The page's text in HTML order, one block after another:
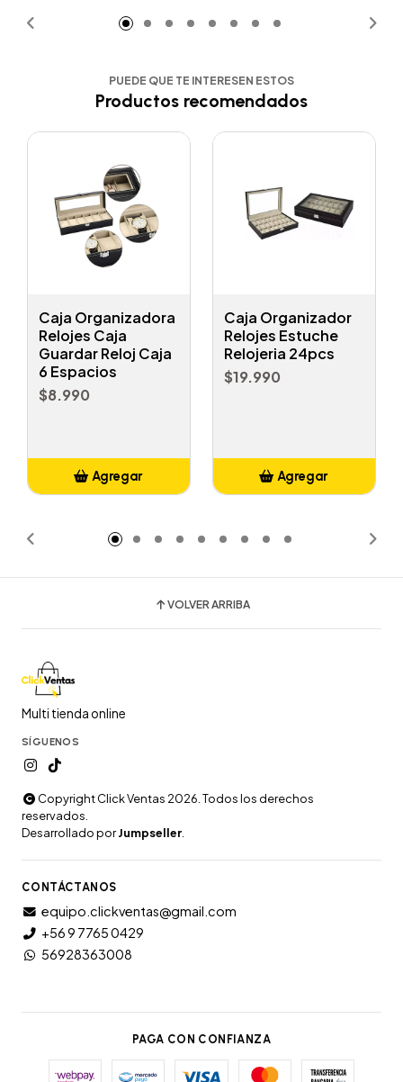
PUEDE QUE TE INTERESEN ESTOS
Productos recomendados
Caja Organizadora
Relojes Caja
Guardar Reloj Caja
6 Espacios
$8.990
Agregar
Caja Organizador
Relojes Estuche
Relojeria 24pcs
$19.990
Agregar
VOLVER ARRIBA
Multi tienda online
SÍGUENOS
Copyright Click Ventas 2026. Todos los derechos
reservados.
Desarrollado porJumpseller
CONTÁCTANOS
equipo.clickventas@gmail.com
+56 9 7765 0429
56928363008
PAGA CON CONFIANZA